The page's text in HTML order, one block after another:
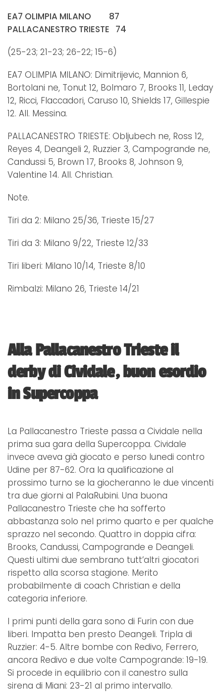
EA7 OLIMPIA MILANO 87
PALLACANESTRO TRIESTE 74
(25-23; 21-23; 26-22; 15-6)
EA7 OLIMPIA MILANO: Dimitrijevic, Mannion 6,
Bortolani ne, Tonut 12, Bolmaro 7, Brooks 11, Leday
12, Ricci, Flaccadori, Caruso 10, Shields 17, Gillespie
12. All. Messina.
PALLACANESTRO TRIESTE: Obljubech ne, Ross 12,
Reyes 4, Deangeli 2, Ruzzier 3, Campogrande ne,
Candussi 5, Brown 17, Brooks 8, Johnson 9,
Valentine 14. All. Christian.
Note.
Tiri da 2: Milano 25/36, Trieste 15/27
Tiri da 3: Milano 9/22, Trieste 12/33
Tiri liberi: Milano 10/14, Trieste 8/10
Rimbalzi: Milano 26, Trieste 14/21
Alla Pallacanestro Trieste il
derby di Cividale, buon esordio
in Supercoppa
La Pallacanestro Trieste passa a Cividale nella
prima sua gara della Supercoppa. Cividale
invece aveva già giocato e perso lunedi contro
Udine per 87-62. Ora la qualificazione al
prossimo turno se la giocheranno le due vincenti
tra due giorni al PalaRubini. Una buona
Pallacanestro Trieste che ha sofferto
abbastanza solo nel primo quarto e per qualche
sprazzo nel secondo. Quattro in doppia cifra:
Brooks, Candussi, Campogrande e Deangeli.
Questi ultimi due sembrano tutt’altri giocatori
rispetto alla scorsa stagione. Merito
probabilmente di coach Christian e della
categoria inferiore.
I primi punti della gara sono di Furin con due
liberi. Impatta ben presto Deangeli. Tripla di
Ruzzier: 4-5. Altre bombe con Redivo, Ferrero,
ancora Redivo e due volte Campogrande: 19-19.
Si procede in equilibrio con il canestro sulla
sirena di Miani: 23-21 al primo intervallo.